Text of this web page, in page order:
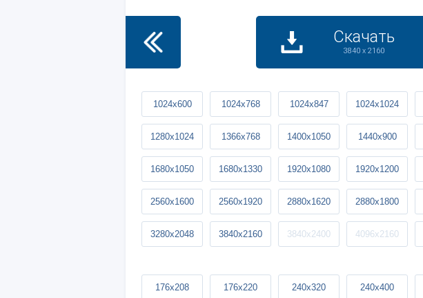
Скачать
3840 x 2160
1024x600 1024x768 1024x847 1024x1024
1280x1024 1366x768 1400x1050 1440x900
1680x1050 1680x1330 1920x1080 1920x1200
2560x1600 2560x1920 2880x1620 2880x1800
3280x2048 3840x2160 3840x2400 4096x2160
176x208 176x220 240x320 240x400